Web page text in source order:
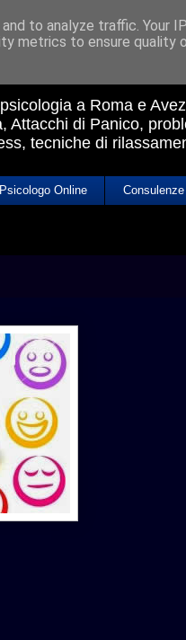
a Roma e
di Panico,
tecniche di
Psicologo Online
to analyze traffic. Your
metrics to ensure quality